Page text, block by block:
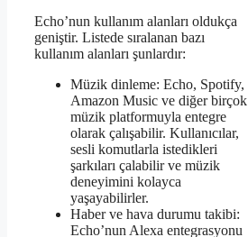
Echo’nun kullanım alanları oldukça
geniştir. Listede sıralanan bazı
kullanım alanları şunlardır:
Müzik dinleme: Echo, Spotify,
Amazon Music ve diğer birçok
müzik platformuyla entegre
olarak çalışabilir. Kullanıcılar,
sesli komutlarla istedikleri
şarkıları çalabilir ve müzik
deneyimini kolayca
yaşayabilirler.
Haber ve hava durumu takibi:
Echo’nun Alexa entegrasyonu